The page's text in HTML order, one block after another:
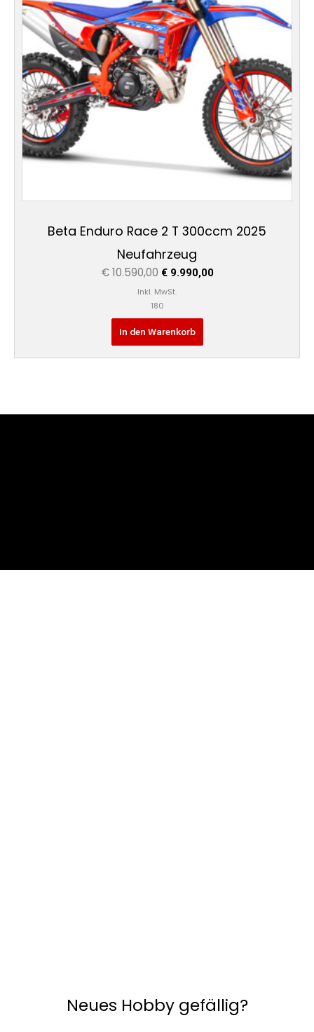
Beta Enduro Race 2 T 300ccm 2025
Neufahrzeug
€10.590,00 €9.990,00
Inkl. MwSt.
180
In den Warenkorb
Neues Hobby gefällig?